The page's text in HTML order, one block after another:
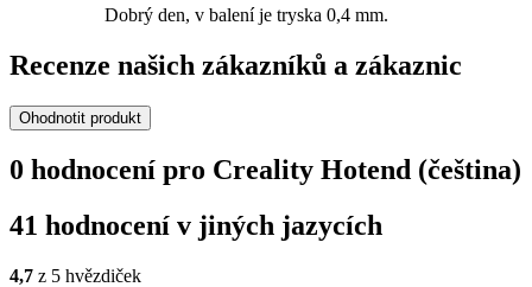
Dobrý den, v balení je tryska 0,4 mm.
Recenze našich zákazníků a zákaznic
Ohodnotit produkt
0 hodnocení pro Creality Hotend (čeština)
41 hodnocení v jiných jazycích
4,7 z 5 hvězdiček